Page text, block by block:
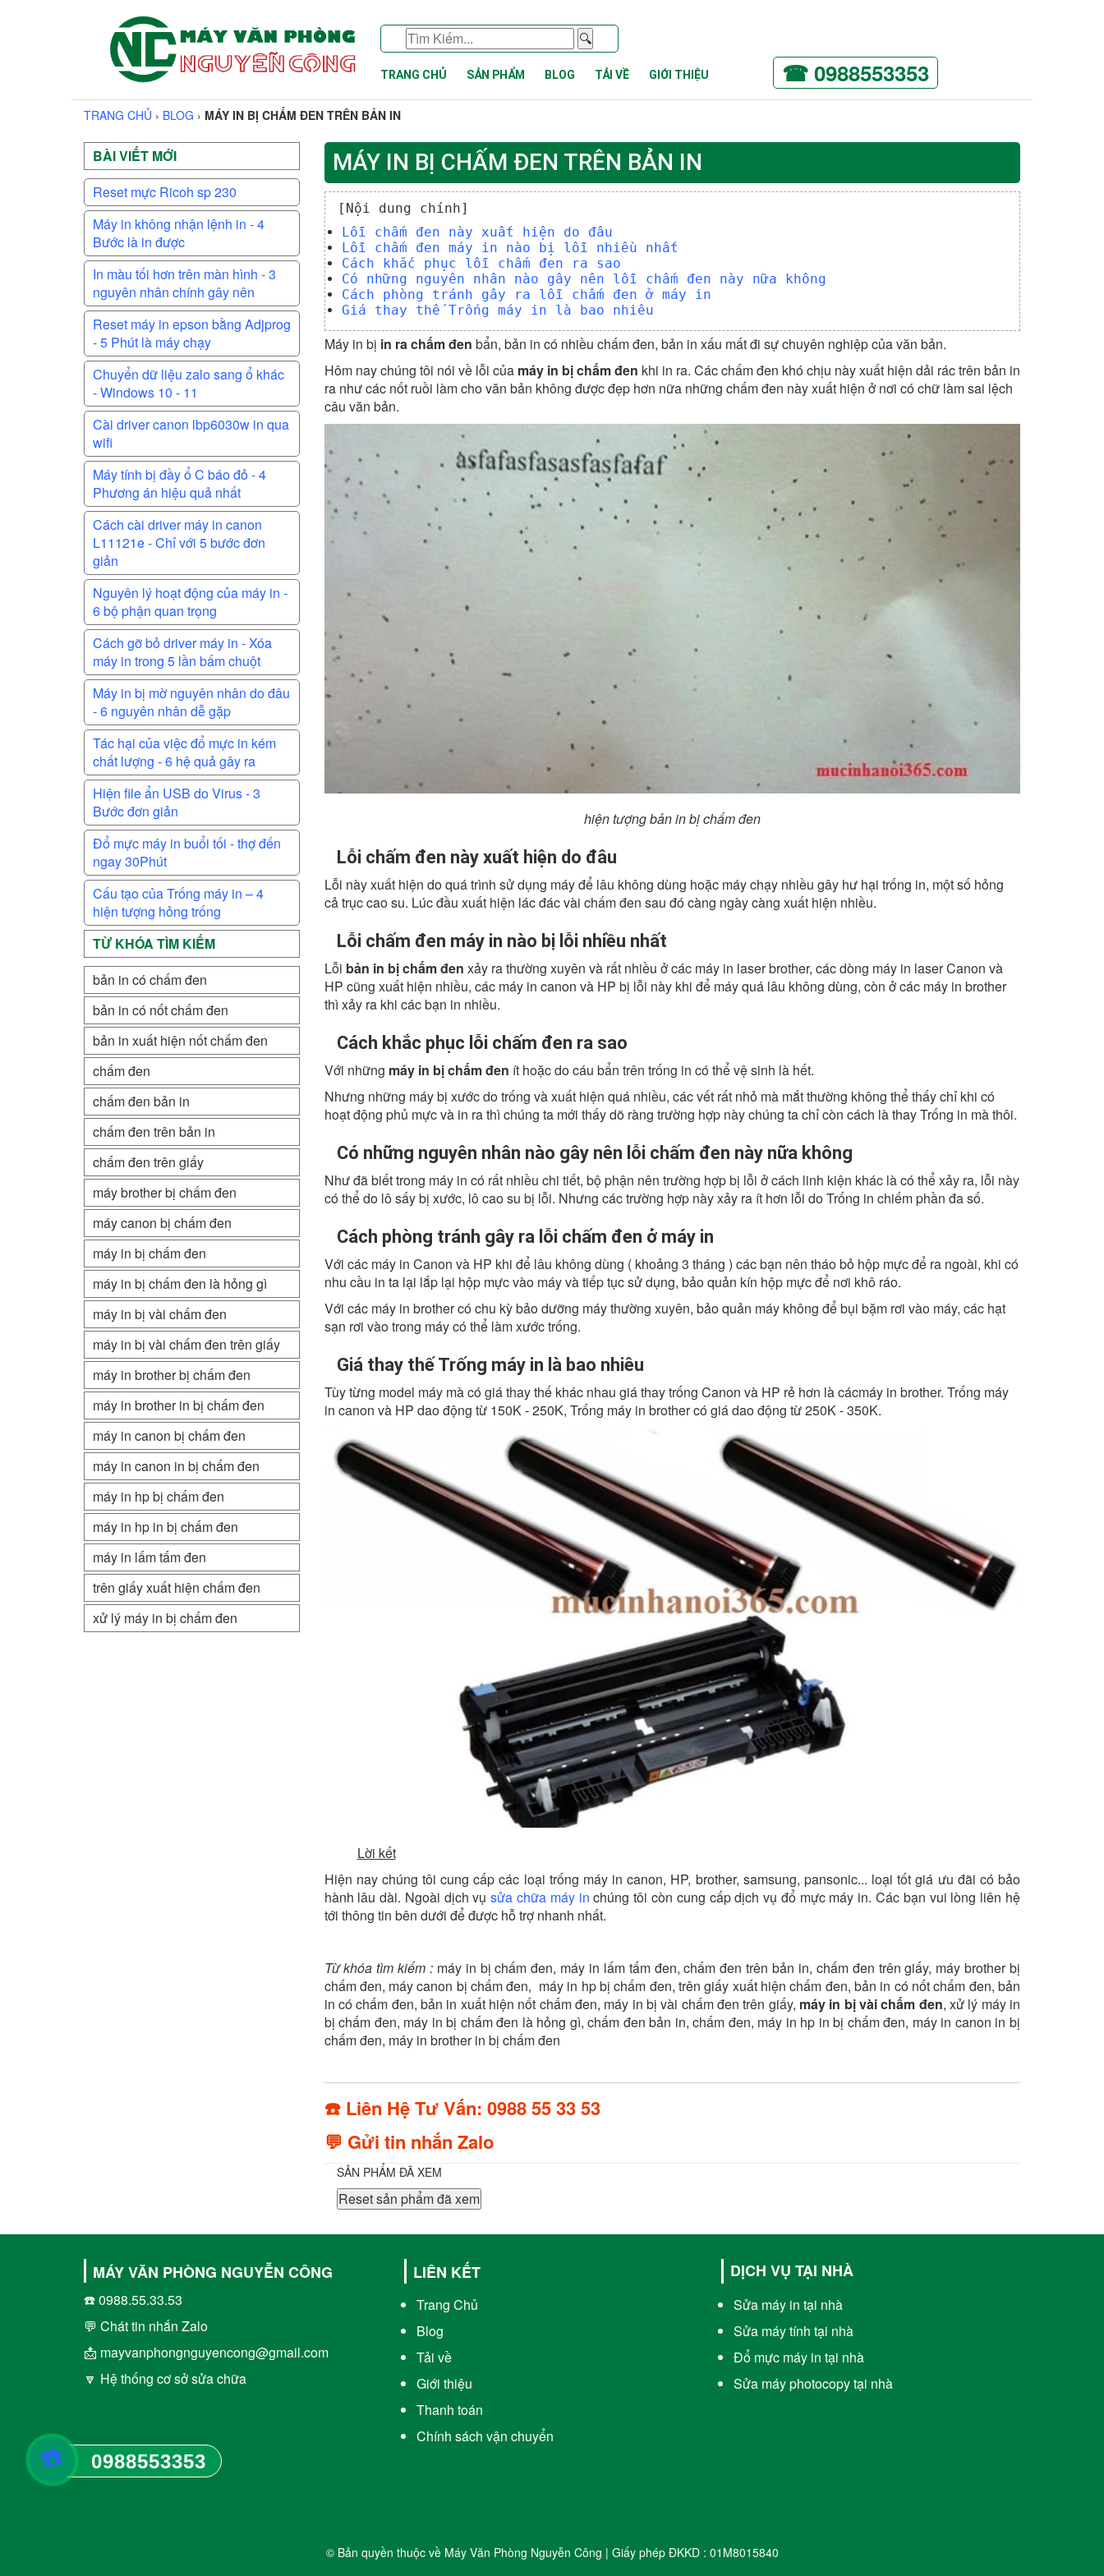
🔍
TRANG CHỦ SẢN PHẨM BLOG TẢI VỀ GIỚI THIỆU ☎ 0988553353
TRANG CHỦ › BLOG › MÁY IN BỊ CHẤM ĐEN TRÊN BẢN IN
BÀI VIẾT MỚI
Reset mực Ricoh sp 230
Máy in không nhận lệnh in - 4
Bước là in được
In màu tối hơn trên màn hình - 3
nguyên nhân chính gây nên
Reset máy in epson bằng Adjprog
- 5 Phút là máy chạy
Chuyển dữ liệu zalo sang ổ khác
- Windows 10 - 11
Cài driver canon lbp6030w in qua
wifi
Máy tính bị đầy ổ C báo đỏ - 4
Phương án hiệu quả nhất
Cách cài driver máy in canon
L11121e - Chỉ với 5 bước đơn
giản
Nguyên lý hoạt động của máy in -
6 bộ phận quan trọng
Cách gỡ bỏ driver máy in - Xóa
máy in trong 5 lần bấm chuột
Máy in bị mờ nguyên nhân do đâu
- 6 nguyên nhân dễ gặp
Tác hại của việc đổ mực in kém
chất lượng - 6 hệ quả gây ra
Hiện file ẩn USB do Virus - 3
Bước đơn giản
Đổ mực máy in buổi tối - thợ đến
ngay 30Phút
Cấu tạo của Trống máy in – 4
hiện tượng hỏng trống
TỪ KHÓA TÌM KIẾM
bản in có chấm đen
bản in có nốt chấm đen
bản in xuất hiện nốt chấm đen
chấm đen
chấm đen bản in
chấm đen trên bản in
chấm đen trên giấy
máy brother bị chấm đen
máy canon bị chấm đen
máy in bị chấm đen
máy in bị chấm đen là hỏng gì
máy in bị vài chấm đen
máy in bị vài chấm đen trên giấy
máy in brother bị chấm đen
máy in brother in bị chấm đen
máy in canon bị chấm đen
máy in canon in bị chấm đen
máy in hp bị chấm đen
máy in hp in bị chấm đen
máy in lấm tấm đen
trên giấy xuất hiện chấm đen
xử lý máy in bị chấm đen
MÁY IN BỊ CHẤM ĐEN TRÊN BẢN IN
[Nội dung chính]
Lỗi chấm đen này xuất hiện do đâu
Lỗi chấm đen máy in nào bị lỗi nhiều nhất
Cách khắc phục lỗi chấm đen ra sao
Có những nguyên nhân nào gây nên lỗi chấm đen này nữa không
Cách phòng tránh gây ra lỗi chấm đen ở máy in
Giá thay thế Trống máy in là bao nhiêu
Máy in bị in ra chấm đen bẩn, bản in có nhiều chấm đen, bản in xấu mất đi sự chuyên nghiệp của văn bản.
Hôm nay chúng tôi nói về lỗi của máy in bị chấm đen khi in ra. Các chấm đen khó chịu này xuất hiện dải rác trên bản in
ra như các nốt ruồi làm cho văn bản không được đẹp hơn nữa những chấm đen này xuất hiện ở nơi có chữ làm sai lệch
câu văn bản.
hiện tượng bản in bị chấm đen
Lỗi chấm đen này xuất hiện do đâu
Lỗi này xuất hiện do quá trình sử dụng máy để lâu không dùng hoặc máy chạy nhiều gây hư hại trống in, một số hỏng
cả trục cao su. Lúc đầu xuất hiện lác đác vài chấm đen sau đó càng ngày càng xuất hiện nhiều.
Lỗi chấm đen máy in nào bị lỗi nhiều nhất
Lỗi bản in bị chấm đen xảy ra thường xuyên và rất nhiều ở các máy in laser brother, các dòng máy in laser Canon và
HP cũng xuất hiện nhiều, các máy in canon và HP bị lỗi này khi để máy quá lâu không dùng, còn ở các máy in brother
thì xảy ra khi các bạn in nhiều.
Cách khắc phục lỗi chấm đen ra sao
Với những máy in bị chấm đen ít hoặc do cáu bẩn trên trống in có thể vệ sinh là hết.
Nhưng những máy bị xước do trống và xuất hiện quá nhiều, các vết rất nhỏ mà mắt thường không thể thấy chỉ khi có
hoạt động phủ mực và in ra thì chúng ta mới thấy dõ ràng trường hợp này chúng ta chỉ còn cách là thay Trống in mà thôi.
Có những nguyên nhân nào gây nên lỗi chấm đen này nữa không
Như đã biết trong máy in có rất nhiều chi tiết, bộ phận nên trường hợp bị lỗi ở cách linh kiện khác là có thể xảy ra, lỗi này
có thể do lô sấy bị xước, lô cao su bị lỗi. Nhưng các trường hợp này xảy ra ít hơn lỗi do Trống in chiếm phần đa số.
Cách phòng tránh gây ra lỗi chấm đen ở máy in
Với các máy in Canon và HP khi để lâu không dùng ( khoảng 3 tháng ) các bạn nên tháo bỏ hộp mực để ra ngoài, khi có
nhu cầu in ta lại lắp lại hộp mực vào máy và tiếp tục sử dụng, bảo quản kín hộp mực để nơi khô ráo.
Với các máy in brother có chu kỳ bảo dưỡng máy thường xuyên, bảo quản máy không để bụi bặm rơi vào máy, các hạt
sạn rơi vào trong máy có thể làm xước trống.
Giá thay thế Trống máy in là bao nhiêu
Tùy từng model máy mà có giá thay thế khác nhau giá thay trống Canon và HP rẻ hơn là cácmáy in brother. Trống máy
in canon và HP dao động từ 150K - 250K, Trống máy in brother có giá dao động từ 250K - 350K.
Lời kết
Hiện nay chúng tôi cung cấp các loại trống máy in canon, HP, brother, samsung, pansonic... loại tốt giá ưu đãi có bảo
hành lâu dài. Ngoài dịch vụsửa chữa máy in chúng tôi còn cung cấp dịch vụ đổ mực máy in. Các bạn vui lòng liên hệ
tới thông tin bên dưới để được hỗ trợ nhanh nhất.
Từ khóa tìm kiếm :máy in bị chấm đen, máy in lấm tấm đen, chấm đen trên bản in, chấm đen trên giấy, máy brother bị
chấm đen, máy canon bị chấm đen, máy in hp bị chấm đen, trên giấy xuất hiện chấm đen, bản in có nốt chấm đen, bản
in có chấm đen, bản in xuất hiện nốt chấm đen, máy in bị vài chấm đen trên giấy, máy in bị vài chấm đen, xử lý máy in
bị chấm đen, máy in bị chấm đen là hỏng gì, chấm đen bản in, chấm đen, máy in hp in bị chấm đen, máy in canon in bị
chấm đen, máy in brother in bị chấm đen
☎️ Liên Hệ Tư Vấn: 0988 55 33 53
💬 Gửi tin nhắn Zalo
SẢN PHẨM ĐÃ XEM
Reset sản phẩm đã xem
MÁY VĂN PHÒNG NGUYỄN CÔNG
☎️ 0988.55.33.53
💬 Chát tin nhắn Zalo
📩 mayvanphongnguyencong@gmail.com
🔽 Hệ thống cơ sở sửa chữa
LIÊN KẾT
Trang Chủ
Blog
Tải về
Giới thiệu
Thanh toán
Chính sách vận chuyển
DỊCH VỤ TẠI NHÀ
Sửa máy in tại nhà
Sửa máy tính tại nhà
Đổ mực máy in tại nhà
Sửa máy photocopy tại nhà
© Bản quyền thuộc về Máy Văn Phòng Nguyễn Công | Giấy phép ĐKKD : 01M8015840
☎️ 0988553353